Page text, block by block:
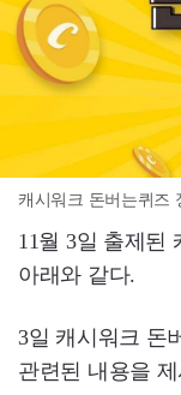
캐시워크 돈버는퀴즈
11월 3일 출제된
아래와 같다.
3일 캐시워크 돈
관련된 내용을